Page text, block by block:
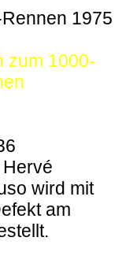
1975
zum 1000-
wird mit
am